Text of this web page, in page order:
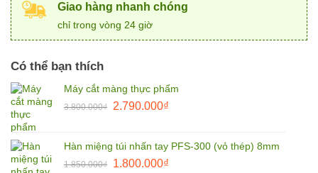
Giao hàng nhanh chóng
chỉ trong vòng 24 giờ
Có thể bạn thích
Máy cắt màng thực phẩm
3.800.000₫
Giá
3.800.000₫.
2.790.000₫Giá
là:
2.790.000₫.
Hàn miệng túi nhấn tay PFS-300 (vỏ thép) 8mm
1.850.000₫
Giá
1.800.000₫Giá